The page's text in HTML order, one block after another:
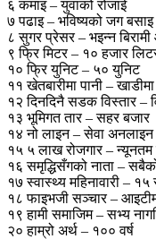
६ कमाइ – युवाको रोजाई
७ पढाइ – भविष्यको जग बसाइ
८ सुगर प्रेसर – भइन्न
९ फ्रि मिटर – १० हजार
१० फ्रि युनिट – ५० युनिट
११ खेतबारीमा पानी –
१२ दिनदिनै सडक विस्तार –
१३ भूमिगत तार – सहर बजार
१४ नो लाइन – सेवा अनलाइन
१५ ५ लाख रोजगार – न्यूनतम
१६ समृद्धिसँगको नाता –
१७ स्वास्थ्य महिनावारी – १५
१८ फाइभजी सञ्चार –
१९ हामी समाजिम – सभ्य
२० हाम्रो अर्थ – १०० वर्ष